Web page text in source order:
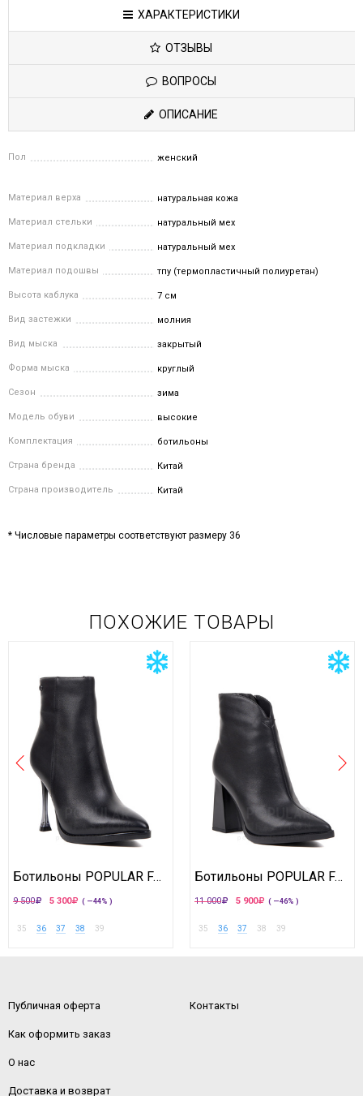
ХАРАКТЕРИСТИКИ
ОТЗЫВЫ
ВОПРОСЫ
ОПИСАНИЕ
Пол женский
Материал верха натуральная кожа
Материал стельки натуральный мех
Материал подкладки натуральный мех
Материал подошвы тпу (термопластичный полиуретан)
Высота каблука 7 см
Вид застежки молния
Вид мыска закрытый
Форма мыска круглый
Сезон зима
Модель обуви высокие
Комплектация ботильоны
Страна бренда Китай
Страна производитель Китай
* Числовые параметры соответствуют размеру 36
ПОХОЖИЕ ТОВАРЫ
Ботильоны POPULAR FASHION
9 500 5 300 ( —44% )
35 36 37 38 39
Ботильоны POPULAR FASHION
11 000 5 900 ( —46% )
35 36 37 38 39
Публичная оферта
Как оформить заказ
О нас
Доставка и возврат
Контакты